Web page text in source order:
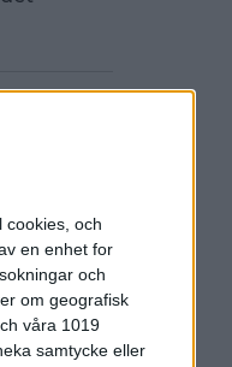
cookies, och
en enhet for
och
om geografisk
våra 1019
samtycke eller